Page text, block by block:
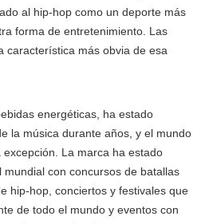
al hip-hop como un deporte más
forma de entretenimiento. Las
característica más obvia de esa
energéticas, ha estado
la música durante años, y el mundo
La marca ha estado
con concursos de batallas
hip-hop, conciertos y festivales que
de todo el mundo y eventos con